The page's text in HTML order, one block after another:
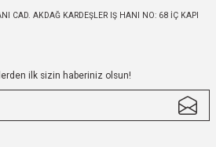
CAD. AKDAĞ KARDEŞLER IŞ HANI NO: 68 İÇ KAPI
ilk sizin haberiniz olsun!